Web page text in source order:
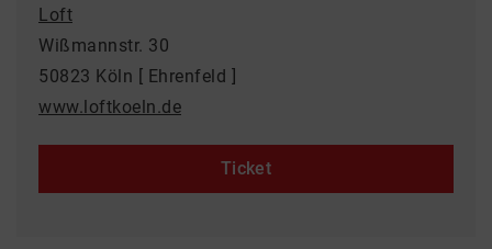
Loft
Wißmannstr. 30
50823 Köln [ Ehrenfeld ]
www.loftkoeln.de
Ticket